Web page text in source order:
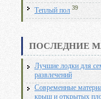
Теплый пол 39
ПОСЛЕДНИЕ
Лучшие лодки для
развлечений
Современные
крыш и открытых